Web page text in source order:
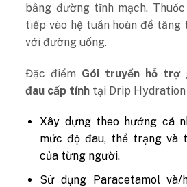
bằng đường tĩnh mạch.
tiếp vào hệ tuần hoàn để tăng
với đường uống.
Đặc điểm Gói truyền hỗ trợ
đau cấp tính tại Drip Hydration
Xây dựng theo hướng cá
mức độ đau, thể trạng và
của từng người.
Sử dụng Paracetamol và/